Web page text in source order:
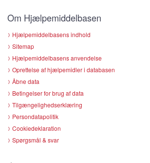
Om Hjælpemiddelbasen
Hjælpemiddelbasens indhold
Sitemap
Hjælpemiddelbasens anvendelse
Oprettelse af hjælpemidler i databasen
Åbne data
Betingelser for brug af data
Tilgængelighedserklæring
Persondatapolitik
Cookiedeklaration
Spørgsmål & svar